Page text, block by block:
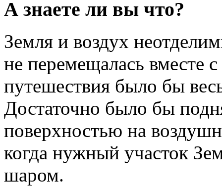
А знаете ли вы что?
Земля и воздух
не перемещалась вместе
путешествия было бы
Достаточно было бы
поверхностью на
когда нужный участок
шаром.